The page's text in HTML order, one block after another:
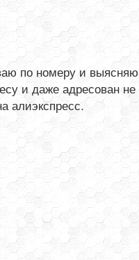
по номеру и выясняю
и даже адресован не
алиэкспресс.